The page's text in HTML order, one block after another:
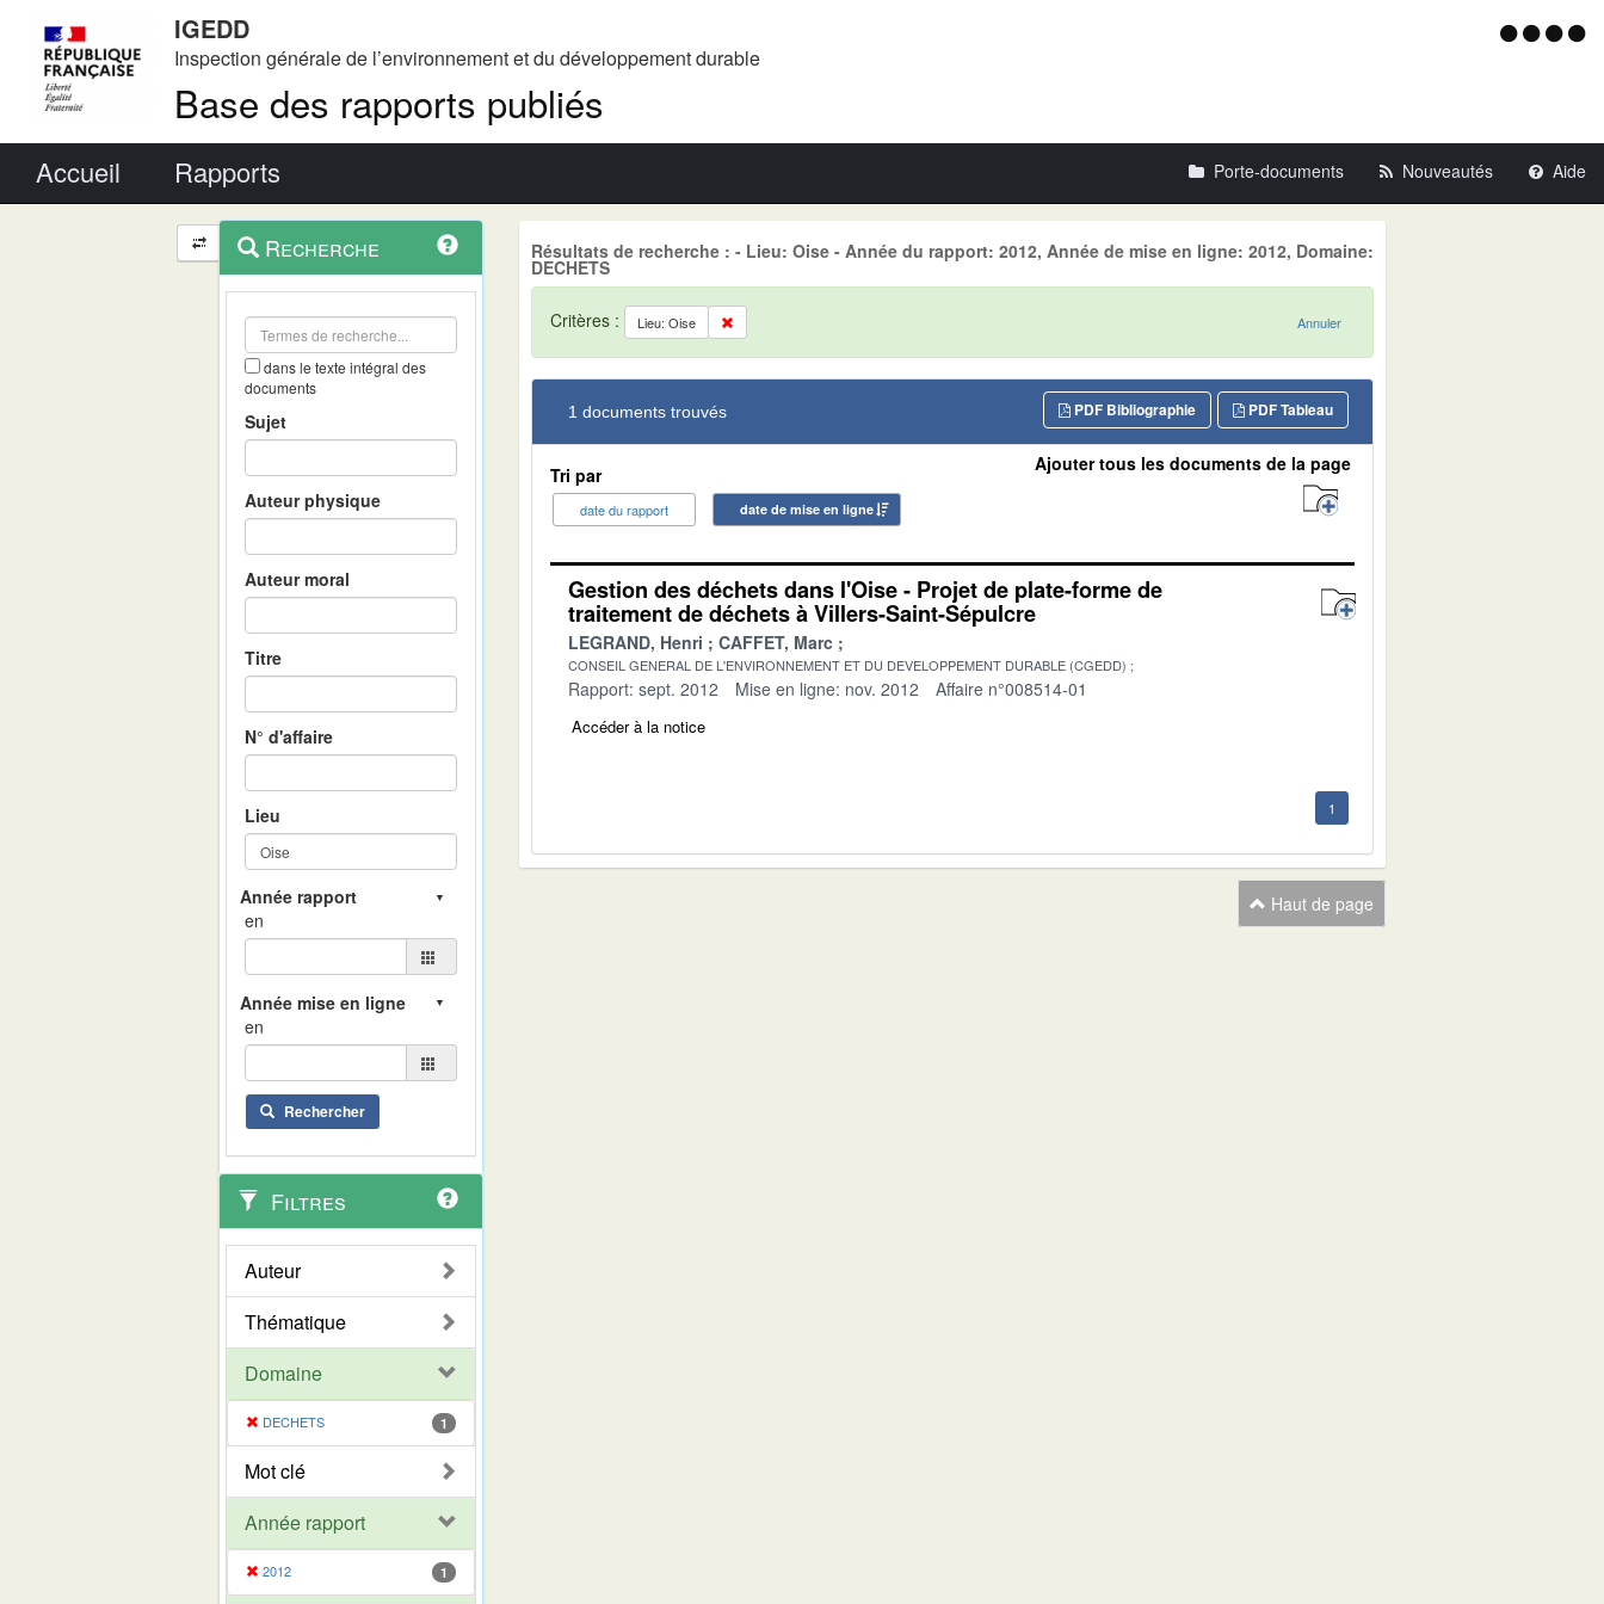
IGEDD
Inspection générale de l’environnement et du développement durable
Base des rapports publiés
Menu
Accueil Rapports Porte-documents Nouveautés Aide
Navigation
et
outils
contextuel
Recherche
dans le texte intégral des
documents
Sujet
Auteur physique
Auteur moral
Titre
N° d'affaire
Lieu
en
en
Rechercher
Filtres
Auteur
Thématique
Domaine
DECHETS 1
Mot clé
Année rapport
2012 1
Résultats de recherche : - Lieu: Oise - Année du rapport: 2012, Année de mise en ligne: 2012, Domaine:
DECHETS
Critères : Lieu: Oise Annuler
1 documents trouvés PDF Tableau
PDF Bibliographie
Tri par
date du rapport date de mise en ligne
Ajouter tous les documents de la page
Gestion des déchets dans l'Oise - Projet de plate-forme de
traitement de déchets à Villers-Saint-Sépulcre
LEGRAND, Henri CAFFET, Marc
CONSEIL GENERAL DE L'ENVIRONNEMENT ET DU DEVELOPPEMENT DURABLE (CGEDD)
Rapport: sept. 2012 Mise en ligne: nov. 2012 Affaire n°008514-01
Accéder à la notice
1
Haut de page